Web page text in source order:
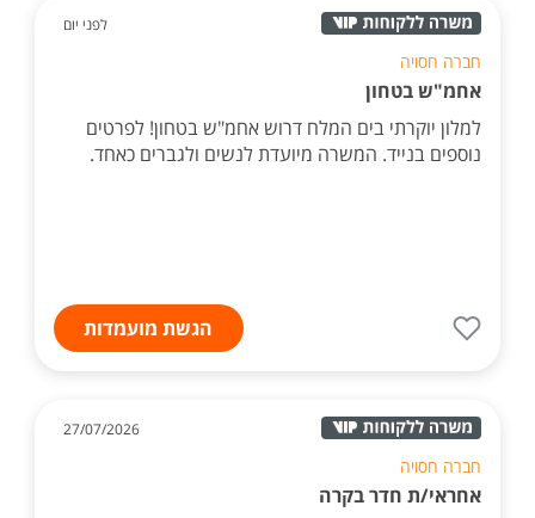
לפני יום
חברה חסויה
אחמ"ש בטחון
למלון יוקרתי בים המלח דרוש אחמ"ש בטחון! לפרטים
נוספים בנייד. המשרה מיועדת לנשים ולגברים כאחד.
הגשת מועמדות
27/07/2026
חברה חסויה
אחראי/ת חדר בקרה